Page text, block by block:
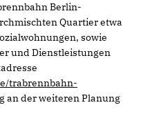
Berlin-
Quartier etwa
sowie
und Dienstleistungen
trabrennbahn-
an der weiteren Planung